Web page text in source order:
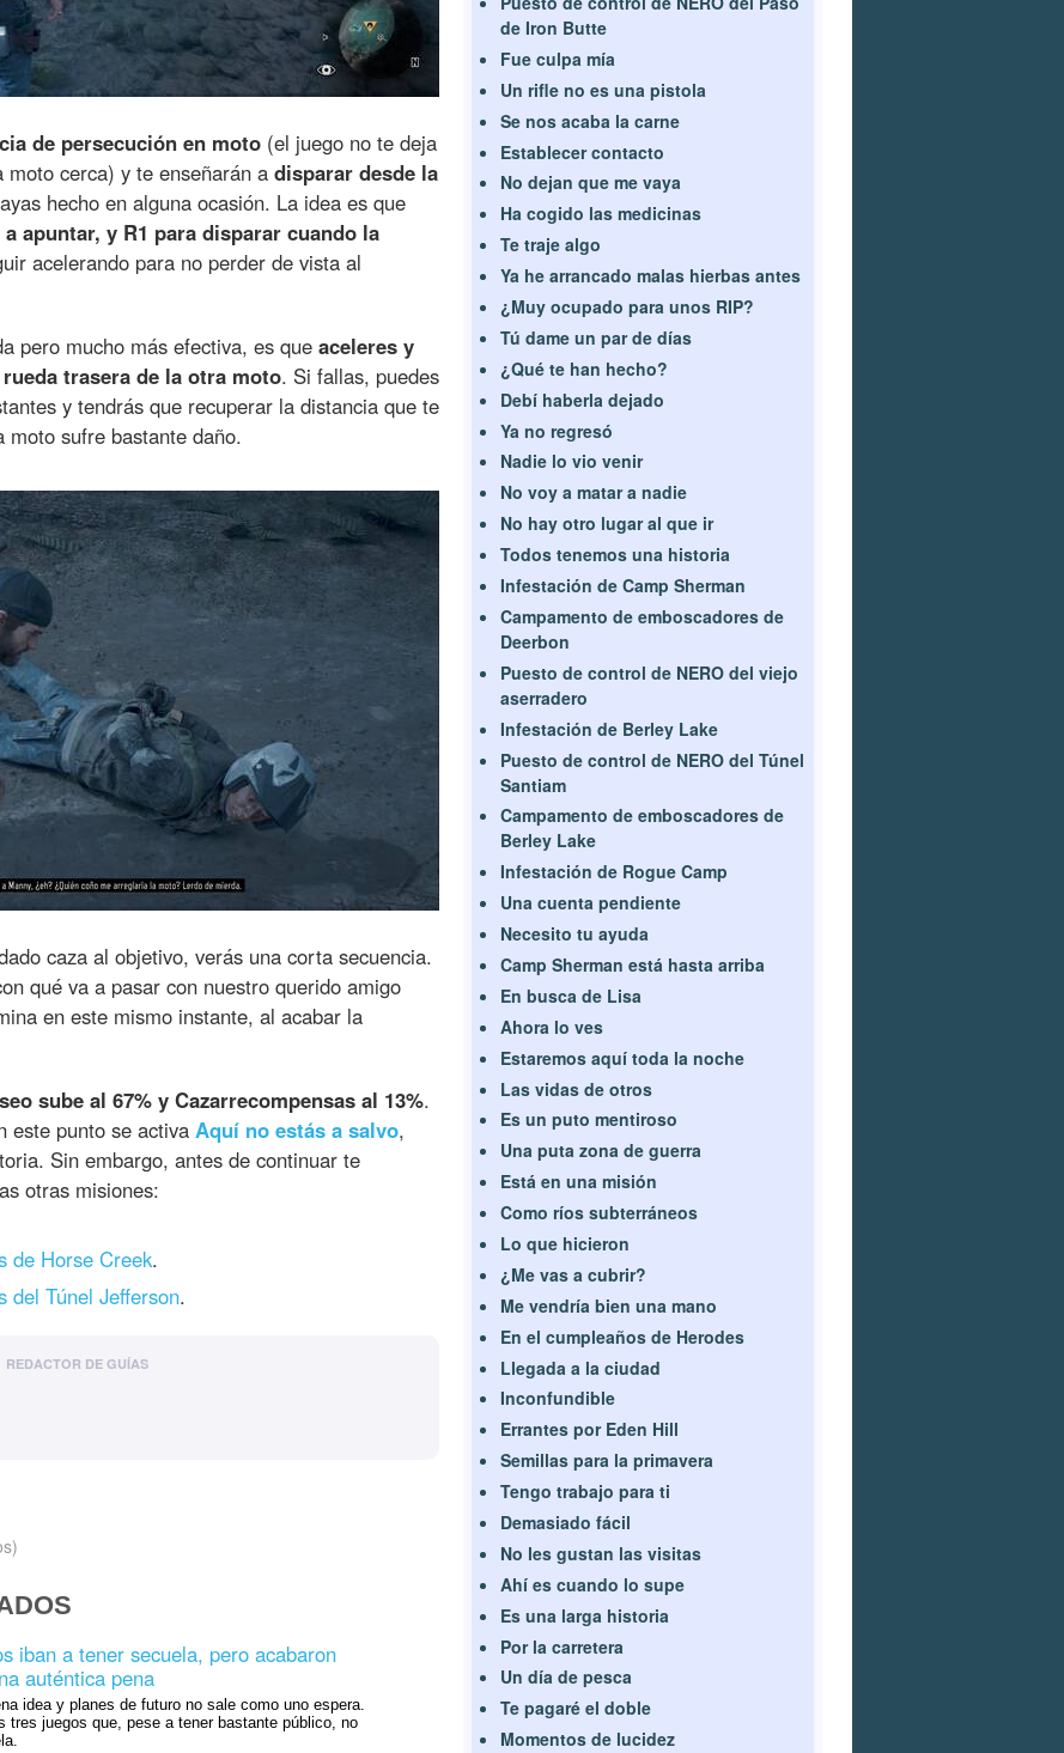
de persecución en moto (el juego no te deja
cerca) y te enseñarán a disparar desde la
hecho en alguna ocasión. La idea es que
apuntar, y R1 para disparar cuando la
acelerando para no perder de vista al
pero mucho más efectiva, es que aceleres y
trasera de la otra moto. Si fallas, puedes
y tendrás que recuperar la distancia que te
moto sufre bastante daño.
caza al objetivo, verás una corta secuencia.
qué va a pasar con nuestro querido amigo
en este mismo instante, al acabar la
sube al 67% y Cazarrecompensas al 13%.
este punto se activa Aquí no estás a salvo,
Sin embargo, antes de continuar te
otras misiones:
de Horse Creek.
del Túnel Jefferson.
REDACTOR DE GUÍAS
iban a tener secuela, pero acabaron
auténtica pena
idea y planes de futuro no sale como uno espera.
tres juegos que, pese a tener bastante público, no
de Iron Butte
Fue culpa mía
Un rifle no es una pistola
Se nos acaba la carne
Establecer contacto
No dejan que me vaya
Ha cogido las medicinas
Te traje algo
Ya he arrancado malas hierbas antes
¿Muy ocupado para unos RIP?
Tú dame un par de días
¿Qué te han hecho?
Debí haberla dejado
Ya no regresó
Nadie lo vio venir
No voy a matar a nadie
No hay otro lugar al que ir
Todos tenemos una historia
Infestación de Camp Sherman
Campamento de emboscadores de
Deerbon
Puesto de control de NERO del viejo
aserradero
Infestación de Berley Lake
Puesto de control de NERO del Túnel
Santiam
Campamento de emboscadores de
Berley Lake
Infestación de Rogue Camp
Una cuenta pendiente
Necesito tu ayuda
Camp Sherman está hasta arriba
En busca de Lisa
Ahora lo ves
Estaremos aquí toda la noche
Las vidas de otros
Es un puto mentiroso
Una puta zona de guerra
Está en una misión
Como ríos subterráneos
Lo que hicieron
¿Me vas a cubrir?
Me vendría bien una mano
En el cumpleaños de Herodes
Llegada a la ciudad
Inconfundible
Errantes por Eden Hill
Semillas para la primavera
Tengo trabajo para ti
Demasiado fácil
No les gustan las visitas
Ahí es cuando lo supe
Es una larga historia
Por la carretera
Un día de pesca
Te pagaré el doble
Momentos de lucidez